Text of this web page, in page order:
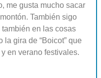
me gusta mucho sacar
También sigo
en las cosas
gira de “Boicot” que
en verano festivales.